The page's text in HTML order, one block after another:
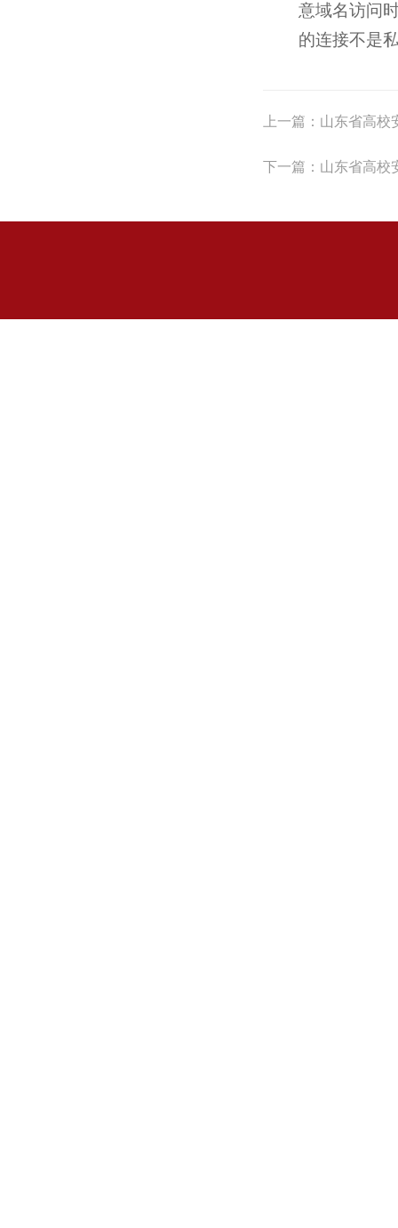
意域名访问
的连接不是
上一篇： 山东省高校
下一篇： 山东省高校